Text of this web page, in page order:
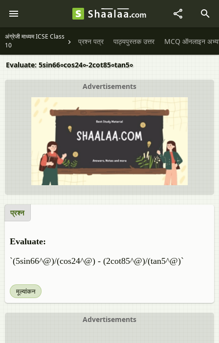
अंग्रेजी माध्यम ICSE Class
10
प्रश्न पत्र पाठ्यपुस्तक उत्तर MCQ ऑनलाइन
Evaluate: 5sin66∘cos24∘-2cot85∘tan5∘
Advertisements
प्रश्न
Evaluate:
`(5sin66^@)/(cos24^@) - (2cot85^@)/(tan5^@)`
मूल्यांकन
Advertisements